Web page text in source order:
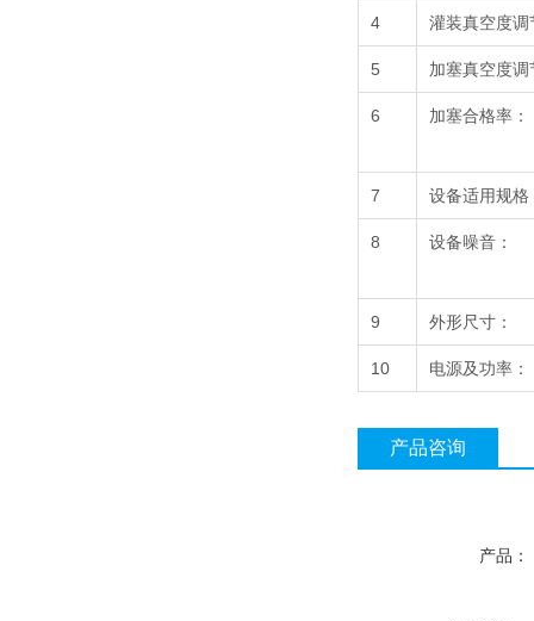
4 灌装真空度调
5 加塞真空度调
6 加塞合格率：
7 设备适用规格
8 设备噪音：
9 外形尺寸：
10 电源及功率：
产品咨询
产品：